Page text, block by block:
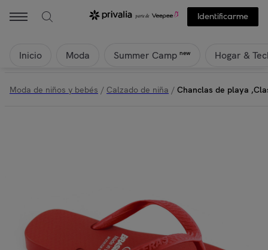
Identificarme
Inicio Moda Summer Camp new Hogar &
Moda de niños y bebés / Calzado de niña / Chanclas de playa